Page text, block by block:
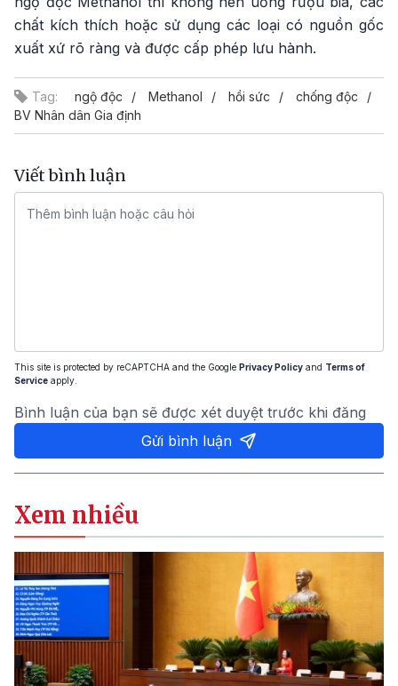
chất kích thích hoặc sử dụng các loại có nguồn gốc
xuất xứ rõ ràng và được cấp phép lưu hành.
Tag: ngộ độc Methanol hồi sức
chống độc
BV Nhân dân Gia định
Viết bình luận
This site is protected by reCAPTCHA and the Google Privacy Policy and Terms of
Service apply.
Bình luận của bạn sẽ được xét duyệt trước khi đăng
Gửi bình luận
Xem nhiều